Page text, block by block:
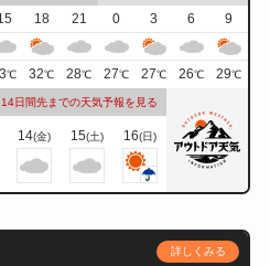
18 21 0 3 6
9
℃ 32℃ 28℃ 27℃ 27℃ 26℃ 29℃
14日間先までの天気予報を見る
14(金) 15(土) 16(日)
詳しくみる